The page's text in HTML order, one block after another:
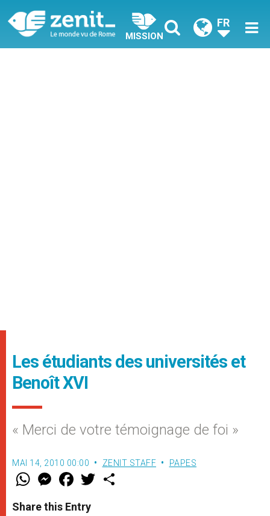
MISSION
FR
Les étudiants des universités et
Benoît XVI
« Merci de votre témoignage de foi »
MAI 14, 2010 00:00 ZENIT STAFF PAPES
W
t
s
M
e
s
e
F
a
e
b
w
Share this Entry